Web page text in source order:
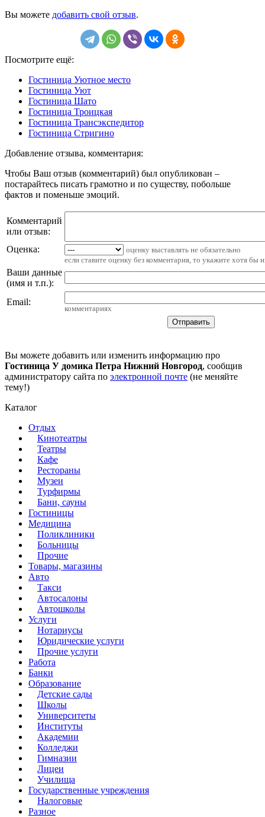
Вы можете добавить свой отзыв.
Посмотрите ещё:
Гостиница Уютное место
Гостиница Уют
Гостиница Шато
Гостиница Троицкая
Гостиница Трансэкспедитор
Гостиница Стригино
Добавление отзыва, комментария:
Чтобы Ваш отзыв (комментарий) был опубликован –
постарайтесь писать грамотно и по существу, побольше
фактов и поменьше эмоций.
Комментарий
или отзыв:
Оценка:
оценку выставлять не обязательно
если ставите оценку без комментария, то укажите хотя бы
Ваши данные
(имя и т.п.):
Email:
комментариях
Вы можете добавить или изменить информацию про
Гостиница У домика Петра Нижний Новгород, сообщив
администратору сайта по электронной почте (не меняйте
тему!)
Каталог
Отдых
Кинотеатры
Театры
Кафе
Рестораны
Музеи
Турфирмы
Бани, сауны
Гостиницы
Медицина
Поликлиники
Больницы
Прочие
Товары, магазины
Авто
Такси
Автосалоны
Автошколы
Услуги
Нотариусы
Юридические услуги
Прочие услуги
Работа
Банки
Образование
Детские сады
Школы
Университеты
Институты
Академии
Колледжи
Гимназии
Лицеи
Училища
Государственные учреждения
Налоговые
Разное